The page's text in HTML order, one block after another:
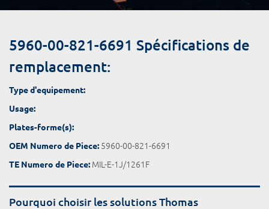
5960-00-821-6691 Spécifications de
remplacement:
Type d'equipement:
Usage:
Plates-forme(s):
OEM Numero de Piece: 5960-00-821-6691
TE Numero de Piece: MIL-E-1J/1261F
Pourquoi choisir les solutions Thomas